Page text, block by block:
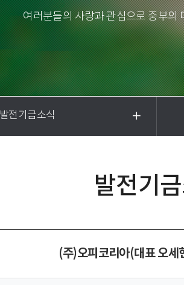
여러분들의 사랑과 관심으로 중부의
발전기금소식
발전기
(주)오피코리아(대표 오세